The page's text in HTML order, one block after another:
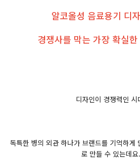
알코올성 음료용기 디
경쟁사를 막는 가장 확실
디자인이 경쟁력인 시
독특한 병의 외관 하나가 브랜드를 기억하게
로 만들 수 있는데요.